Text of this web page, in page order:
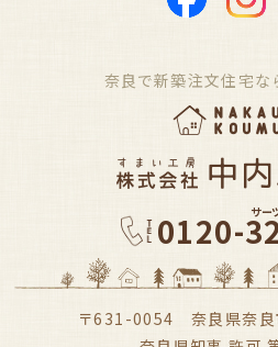
奈良で新築注文住宅な
0120- サー
〒631-0054 奈良県奈良